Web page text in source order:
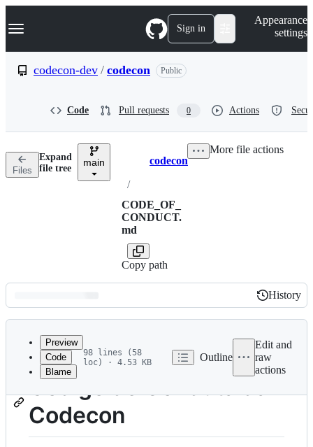
k
p
n
Navigation Menu Sign in
Appearance
settings
codecon-dev / codecon Public
Code Pull requests 0 Actions
Files
Expand
file tree
main Breadcrumbs
codecon
/
CODE_OF_
CONDUCT.
md
Copy path
More file actions
Latest
commit
History
History
metadata
and
controls
Preview
Code
Blame
98 lines (58
loc) · 4.53 KB
Outline
Edit and
raw
actions
Código de Conduta da
Codecon